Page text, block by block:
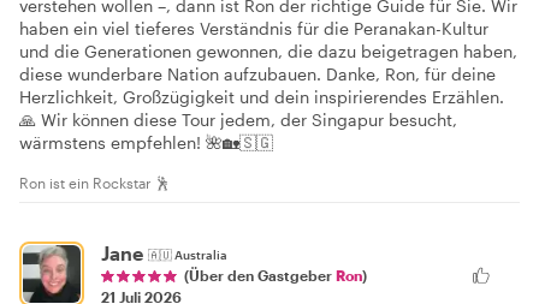
verstehen wollen –, dann ist Ron der richtige Guide für Sie. Wir
haben ein viel tieferes Verständnis für die Peranakan-Kultur
und die Generationen gewonnen, die dazu beigetragen haben,
diese wunderbare Nation aufzubauen. Danke, Ron, für deine
Herzlichkeit, Großzügigkeit und dein inspirierendes Erzählen.
🙏 Wir können diese Tour jedem, der Singapur besucht,
wärmstens empfehlen! 🌺🏡🇸🇬
Ron ist ein Rockstar 🕺
Jane 🇦🇺Australia
(Über den Gastgeber Ron)
21 Juli 2026